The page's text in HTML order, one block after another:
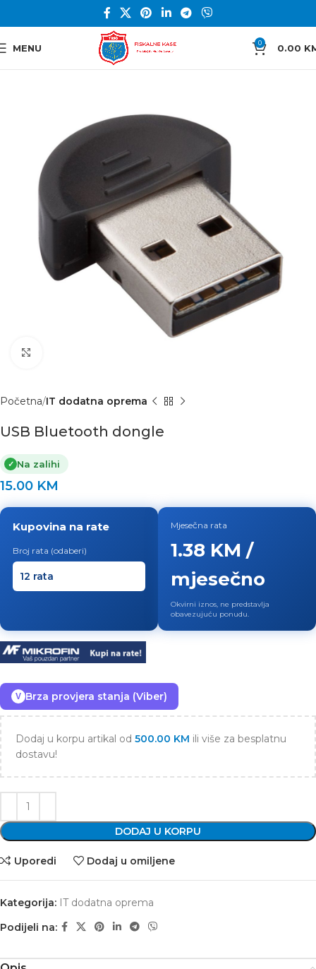
MENU 0 0.00
Početna IT dodatna oprema
USB Bluetooth dongle
✓ Na zalihi
15.00 KM
Kupovina na rate
Broj rata (odaberi)
Mjesečna rata
1.38 KM /
mjesečno
Okvirni iznos, ne predstavlja
obavezujuću ponudu.
V Brza provjera stanja (Viber)
Dodaj u korpu artikal od 500.00 KM ili više za besplatnu
dostavu!
DODAJ U KORPU
Uporedi Dodaj u omiljene
Kategorija: IT dodatna oprema
Podijeli na: